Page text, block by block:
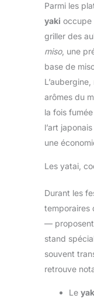
Parmi les
yaki occupe
griller des
miso, une
base de
arômes du
la fois
l’art
une
Les yatai,
Durant les
temporaires
— proposent
stand
souvent
retrouve
Le